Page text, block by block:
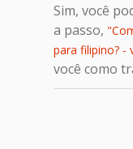
Sim, você
a passo,
para filipino? -
você como